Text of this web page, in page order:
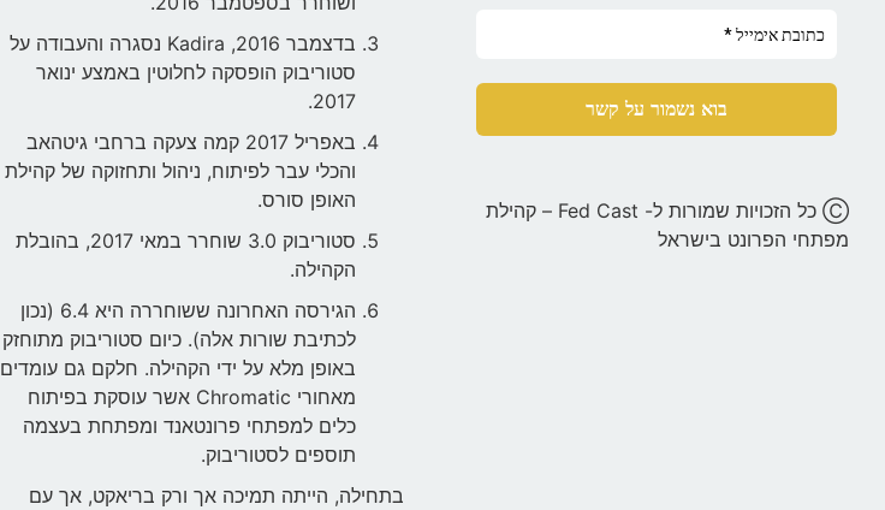
Ⓒ כל הזכויות שמורות ל- Fed Cast – קהילת
מפתחי הפרונט בישראל
בדצמבר 2016, Kadira נסגרה והעבודה על
סטוריבוק הופסקה לחלוטין באמצע ינואר
2017.
באפריל 2017 קמה צעקה ברחבי גיטהאב
והכלי עבר לפיתוח, ניהול ותחזוקה של קהילת
האופן סורס.
סטוריבוק 3.0 שוחרר במאי 2017, בהובלת
הקהילה.
הגירסה האחרונה ששוחררה היא 6.4 (נכון
לכתיבת שורות אלה). כיום סטוריבוק מתוחזק
באופן מלא על ידי הקהילה. חלקם גם עומדים
מאחורי Chromatic אשר עוסקת בפיתוח
כלים למפתחי פרונטאנד ומפתחת בעצמה
תוספים לסטוריבוק.
בתחילה, הייתה תמיכה אך ורק בריאקט, אך עם